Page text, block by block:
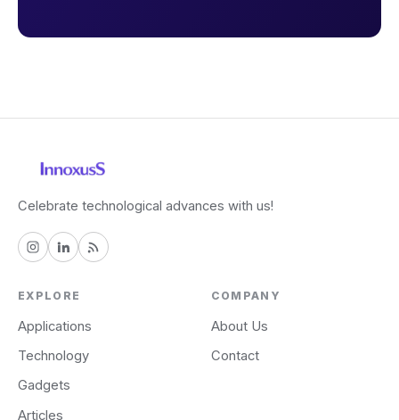
Celebrate technological advances with us!
EXPLORE
Applications
Technology
Gadgets
Articles
COMPANY
About Us
Contact